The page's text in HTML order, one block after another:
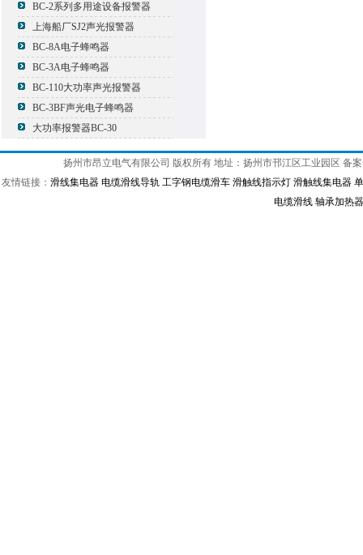
BC-2系列多用途设备报警器
上海船厂SJ2声光报警器
BC-8A电子蜂鸣器
BC-3A电子蜂鸣器
BC-110大功率声光报警器
BC-3BF声光电子蜂鸣器
大功率报警器BC-30
扬州市昂立电气有限公司 版权所有 地址：扬州市邗江区工业园区 备
友情链接： 滑线集电器 电缆滑线导轨 工字钢电缆滑车 滑触线指示灯 滑触线集电器
电缆滑线 轴承加热器